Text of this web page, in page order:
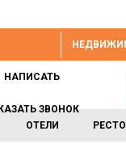
ОТЕЛИ
НАПИСАТЬ
ЗВОНОК